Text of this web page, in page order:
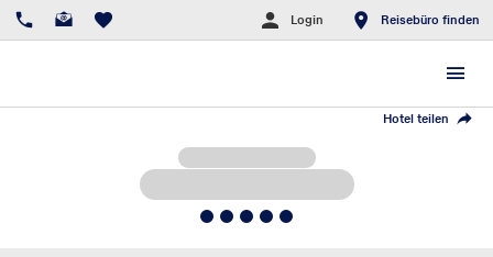
Login Reisebüro finden
Hotel teilen
5